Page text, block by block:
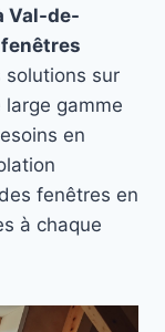
Val-de-
fenêtres
solutions sur
gamme
en
fenêtres en
à chaque